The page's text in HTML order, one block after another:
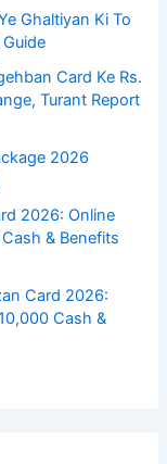
Ghaltiyan Ki To
Card Ke Rs.
Turant Report
2026
2026: Online
& Benefits
Card 2026:
Cash &